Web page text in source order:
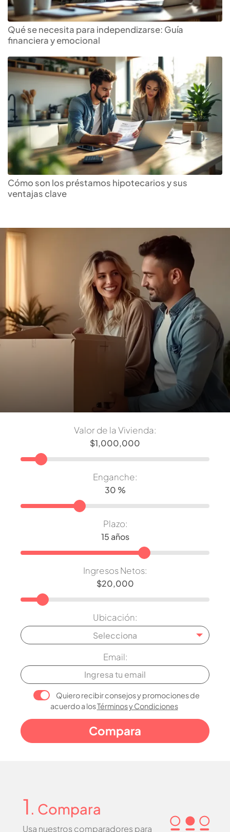
Qué se necesita para independizarse: Guía
financiera y emocional
Cómo son los préstamos hipotecarios y sus
ventajas clave
Encuentra elcrédito
hipotecarioque más te
conviene
Valor de la Vivienda:
Enganche:
Plazo:
Ingresos Netos:
Ubicación:
Selecciona
Email:
Quiero recibir consejos y promociones de
acuerdo a losTérminos y Condiciones
1 . Compara
Usa nuestros comparadores para